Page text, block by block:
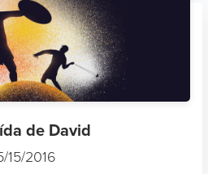
de David
15/2016